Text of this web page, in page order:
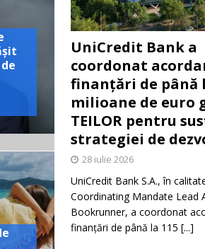
UniCredit Bank a
coordonat
finanțări de până
milioane de euro
TEILOR pentru
strategiei de
28 iulie 2026
UniCredit Bank S.A., în
Coordinating Mandate Lead
Bookrunner, a coordonat
finanțări de până la 115 [...]